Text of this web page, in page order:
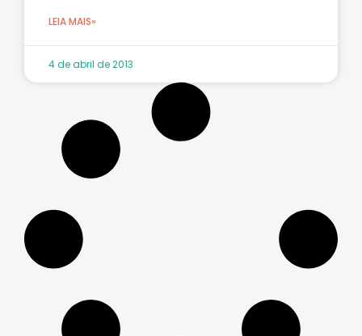
LEIA MAIS»
4 de abril de 2013